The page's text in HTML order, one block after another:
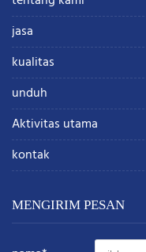
jasa
kualitas
unduh
Aktivitas utama
kontak
MENGIRIM PESAN